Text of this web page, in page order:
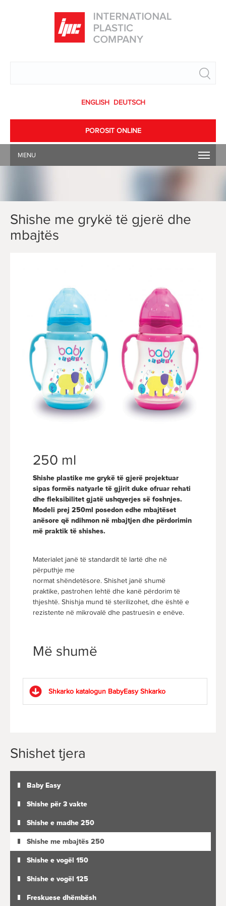
Search
ENGLISH DEUTSCH
POROSIT ONLINE
MENU
Shishe me grykë të gjerë dhe
mbajtës
250 ml
Shishe plastike me grykë të gjerë projektuar
sipas formës natyarle të gjirit duke ofruar rehati
dhe fleksibilitet gjatë ushqyerjes së foshnjes.
Modeli prej 250ml posedon edhe mbajtëset
anësore që ndihmon në mbajtjen dhe përdorimin
më praktik të shishes.
Materialet janë të standardit të lartë dhe në
përputhje me
normat shëndetësore. Shishet janë shumë
praktike, pastrohen lehtë dhe kanë përdorim të
thjeshtë. Shishja mund të sterilizohet, dhe është e
rezistente në mikrovalë dhe pastruesin e enëve.
Më shumë
Shkarko katalogun BabyEasy Shkarko
Shishet tjera
Baby Easy
Shishe për 3 vakte
Shishe e madhe 250
Shishe me mbajtës 250
Shishe e vogël 150
Shishe e vogël 125
Freskuese dhëmbësh